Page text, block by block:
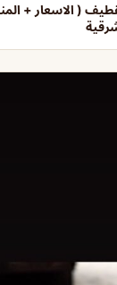
( الاسعار +